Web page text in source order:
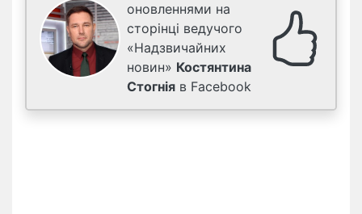
оновленнями на
сторінці ведучого
«Надзвичайних
новин» Костянтина
Стогнія в Facebook